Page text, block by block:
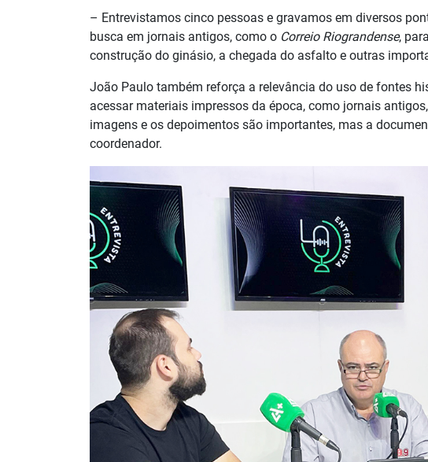
– Entrevistamos cinco pessoas e gravamos em diversos
busca em jornais antigos, como o Correio Riograndense,
construção do ginásio, a chegada do asfalto e outras
João Paulo também reforça a relevância do uso de fontes
acessar materiais impressos da época, como jornais
imagens e os depoimentos são importantes, mas a
coordenador.